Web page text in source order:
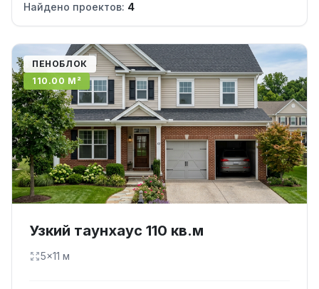
Найдено проектов: 4
ПЕНОБЛОК
110.00 М²
Узкий таунхаус 110 кв.м
5×11 м